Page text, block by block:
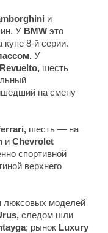
и
У BMW это
купе 8-й серии.
У
Revuelto, шесть
на смену
шесть — на
и Chevrolet
спортивной
верхнего
люксовых моделей
следом шли
; рынок Luxury